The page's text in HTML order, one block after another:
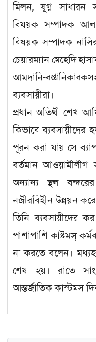
মিলন, যুগ্ন সাধারন
বিষয়ক সম্পাদক
বিষয়ক সম্পাদক
চেয়ারম্যান মেহেদি
আমদানি-
ব্যবসায়ীরা।
প্রধান অতিথী শেখ
কিভাবে ব্যবসায়ীদের
পূরন করা যায় সে
বর্তমান
অন্যান্য স্থল
নজীরবিহীন উন্নয়ন
তিনি ব্যবসায়ীদের
পাশাপাশি কাষ্টমস্
না করতে বলেন।
শেষ হয়। রাতে
আন্তর্জাতিক কাস্টমস